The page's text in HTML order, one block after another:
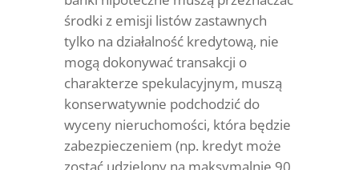
środki z emisji listów zastawnych
tylko na działalność kredytową, nie
mogą dokonywać transakcji o
charakterze spekulacyjnym, muszą
konserwatywnie podchodzić do
wyceny nieruchomości, która będzie
zabezpieczeniem (np. kredyt może